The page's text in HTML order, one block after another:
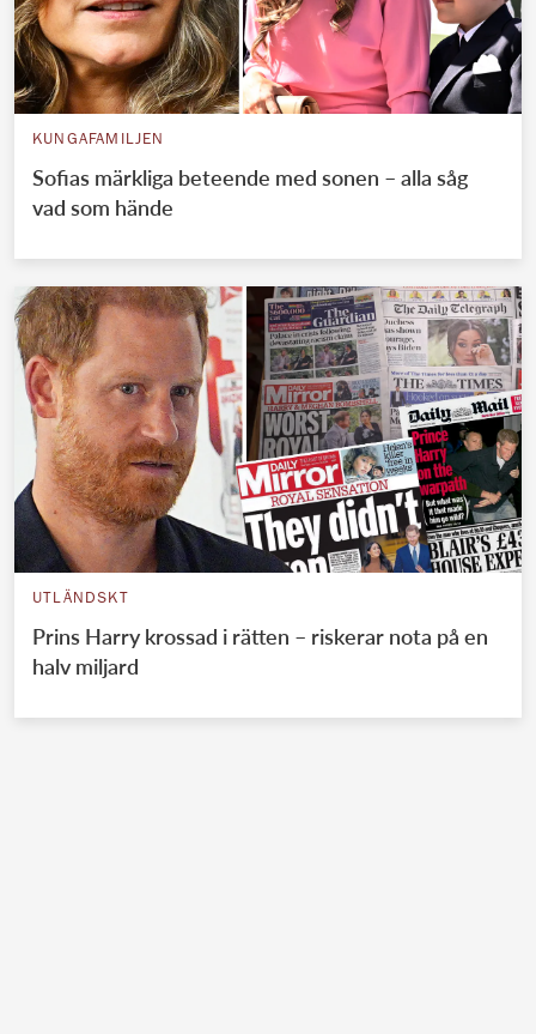
KUNGAFAMILJEN
Sofias märkliga beteende med sonen – alla såg
vad som hände
UTLÄNDSKT
Prins Harry krossad i rätten – riskerar nota på en
halv miljard